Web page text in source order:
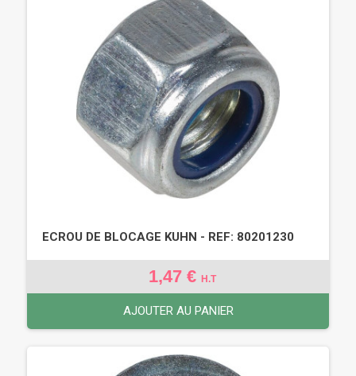
ECROU DE BLOCAGE KUHN - REF: 80201230
1,47 € H.T
AJOUTER AU PANIER